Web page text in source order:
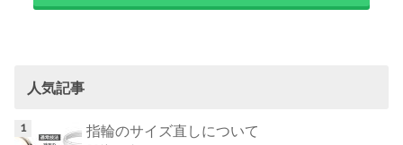
人気記事
指輪のサイズ直しについて